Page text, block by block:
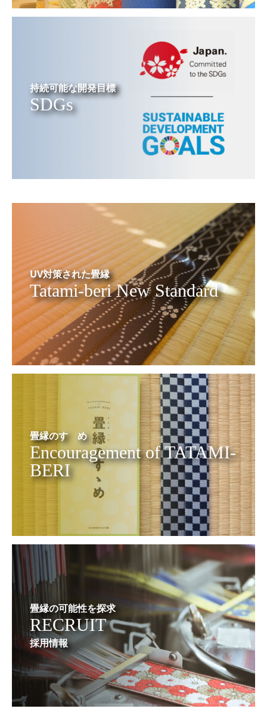
持続可能な開発目標
SDGs
UV対策された畳縁
Tatami-beri New Standard
畳縁のすゝめ
Encouragement of TATAMI-
BERI
畳縁の可能性を探求
RECRUIT
採用情報